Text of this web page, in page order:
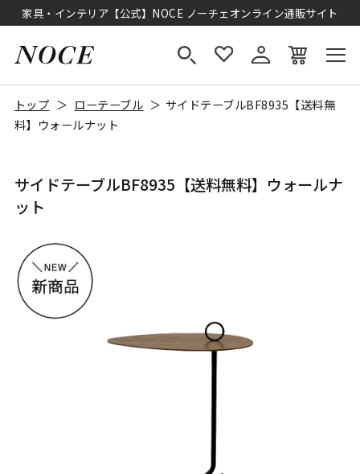
家具・インテリア【公式】NOCE ノーチェオンライン通販サイト
トップ ローテーブル
サイドテーブルBF8935【送料無
料】ウォールナット
サイドテーブルBF8935【送料無料】ウォールナ
ット